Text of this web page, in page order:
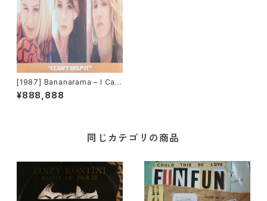
[1987] Bananarama – I Ca
n't Help It [London Record
s]
¥888,888
同じカテゴリの商品